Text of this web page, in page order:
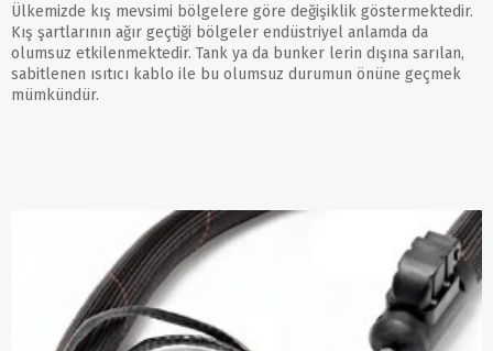
Ülkemizde kış mevsimi bölgelere göre değişiklik göstermektedir.
Kış şartlarının ağır geçtiği bölgeler endüstriyel anlamda da
olumsuz etkilenmektedir. Tank ya da bunker lerin dışına sarılan,
sabitlenen ısıtıcı kablo ile bu olumsuz durumun önüne geçmek
mümkündür.